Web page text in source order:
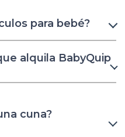
para bebé?
alquila BabyQuip
cuna?